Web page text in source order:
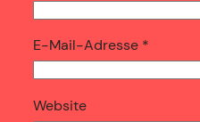
E-Mail-Adresse *
Website